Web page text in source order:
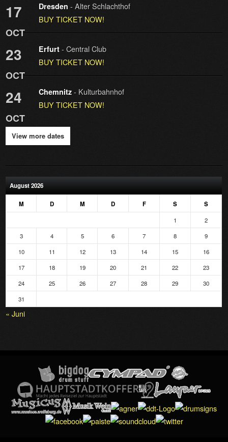
17
OCT
Dresden - Alter Schlachthof
BUY TICKET NOW!
23
OCT
Erfurt - Central Club
BUY TICKET NOW!
24
OCT
Chemnitz - Kulturbahnhof
BUY TICKET NOW!
View more dates
August 2026
M D M D F S S
1
2
3
4 5 6 7 8
9
10
11 12 13 14 15
16
17
18 19 20 21 22
23
24
25 26 27 28 29
30
31
« Juni